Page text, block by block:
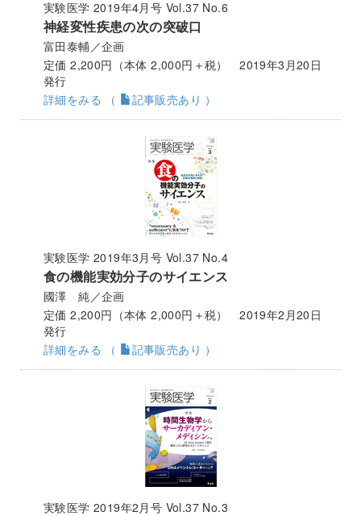
実験医学 2019年4月号 Vol.37 No.6
神経変性疾患の次の突破口
富田泰輔／企画
定価 2,200円（本体 2,000円＋税） 2019年3月20日
発行
詳細をみる （
記事販売あり ）
実験医学 2019年3月号 Vol.37 No.4
食の機能実効分子のサイエンス
國澤 純／企画
定価 2,200円（本体 2,000円＋税） 2019年2月20日
発行
詳細をみる （
記事販売あり ）
実験医学 2019年2月号 Vol.37 No.3